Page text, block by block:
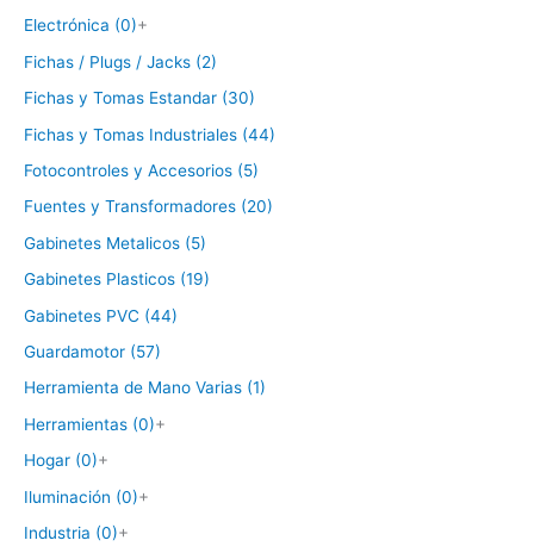
Electrónica (0)+
Fichas / Plugs / Jacks (2)
Fichas y Tomas Estandar (30)
Fichas y Tomas Industriales (44)
Fotocontroles y Accesorios (5)
Fuentes y Transformadores (20)
Gabinetes Metalicos (5)
Gabinetes Plasticos (19)
Gabinetes PVC (44)
Guardamotor (57)
Herramienta de Mano Varias (1)
Herramientas (0)+
Hogar (0)+
Iluminación (0)+
Industria (0)+